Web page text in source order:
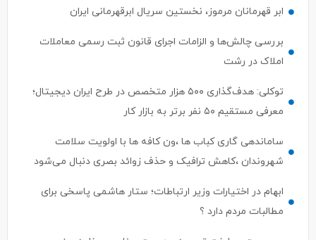
ابر قهرمانان مرموز، نخستین سریال ابرقهرمانی ایران
بررسی چالش‌ها و الزامات اجرای قانون ثبت رسمی معاملات
املاک در رشت
توکلی: هدف‌گذاری ۵۰۰ هزار متخصص در طرح ایران دیجیتال؛
معرفی مستقیم ۵۰ نفر برتر به بازار کار
ساماندهی گاری کباب ها ،ون کافه ها با اولویت سلامت
شهروندان ،کاهش ترافیک و حذف زوائد بصری دنبال می‌شود
ابهام در اختیارات وزیر ارتباطات؛ ستار هاشمی پاسخی برای
مطالبات مردم دارد ؟